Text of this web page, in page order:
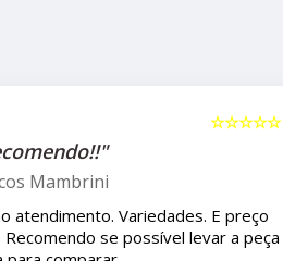
Brito
lugar, vendedores super
e preços muito bons!